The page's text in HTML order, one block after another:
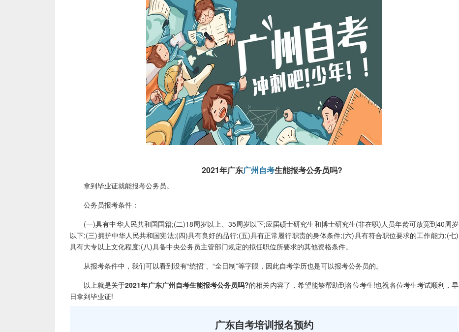
2021年广东广州自考生能报考公务员吗?
拿到毕业证就能报考公务员。
公务员报考条件：
(一)具有中华人民共和国国籍;(二)18周岁以上、35周岁以下;应届硕士研究生和博士研究生(非在职)人员年龄可放宽到40周岁
以下;(三)拥护中华人民共和国宪法;(四)具有良好的品行;(五)具有正常履行职责的身体条件;(六)具有符合职位要求的工作能力;(七)
具有大专以上文化程度;(八)具备中央公务员主管部门规定的拟任职位所要求的其他资格条件。
从报考条件中，我们可以看到没有“统招”、“全日制”等字眼，因此自考学历也是可以报考公务员的。
以上就是关于2021年广东广州自考生能报考公务员吗?的相关内容了，希望能够帮助到各位考生!也祝各位考生考试顺利，早
日拿到毕业证!
广东自考培训报名预约